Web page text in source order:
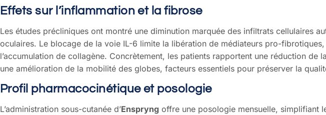
Effets sur l’inflammation et la fibrose
Les études précliniques ont montré une diminution marquée des infiltrats cellulaires
oculaires. Le blocage de la voie IL-6 limite la libération de médiateurs pro-
l’accumulation de collagène. Concrètement, les patients rapportent une réduction de
une amélioration de la mobilité des globes, facteurs essentiels pour préserver la
Profil pharmacocinétique et posologie
L’administration sous-cutanée d’Enspryng offre une posologie mensuelle, simplifiant